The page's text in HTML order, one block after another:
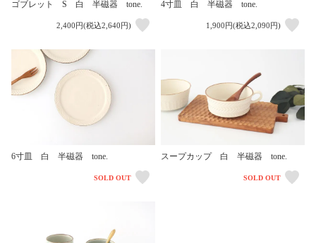
ゴブレット S 白 半磁器 tone.
2,400円(税込2,640円)
4寸皿 白 半磁器 tone.
1,900円(税込2,090円)
6寸皿 白 半磁器 tone.
SOLD OUT
スープカップ 白 半磁器 tone.
SOLD OUT